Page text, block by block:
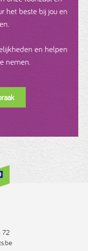
het beste bij jou en
en helpen
nemen.
72